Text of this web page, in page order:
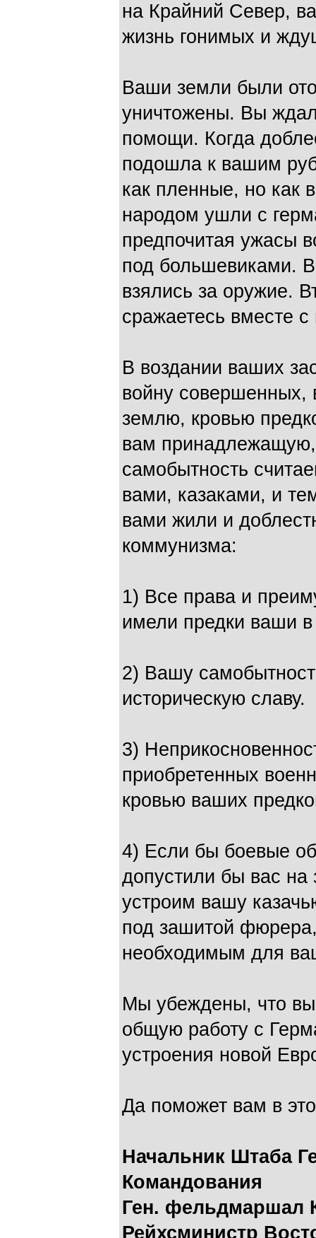
на Крайний Север,
жизнь гонимых и
Ваши земли были
уничтожены. Вы
помощи. Когда
подошла к вашим
как пленные, но как
народом ушли с
предпочитая ужасы
под большевиками.
взялись за оружие.
сражаетесь вместе
В воздании ваших
войну совершенных,
землю, кровью
вам
самобытность
вами, казаками, и
вами жили и
коммунизма:
1) Все права и
имели предки ваши
2) Вашу
историческую славу.
3)
приобретенных
кровью ваших
4) Если бы боевые
допустили бы вас
устроим вашу
под зашитой
необходимым для
Мы убеждены, что вы
общую работу с
устроения новой
Да поможет вам в
Начальник Штаба
Командования
Ген. фельдмаршал
Рейхсминистр